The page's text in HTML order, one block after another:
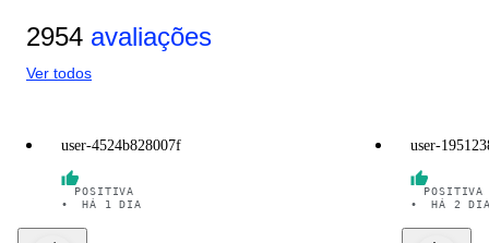
2954 avaliações
Ver todos
user-4524b828007f
POSITIVA
•
HÁ 1 DIA
user-
POSITIVA
•
HÁ 2